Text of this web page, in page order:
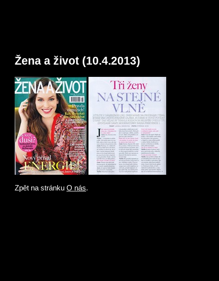
Žena a život (10.4.2013)
Zpět na stránku O nás.